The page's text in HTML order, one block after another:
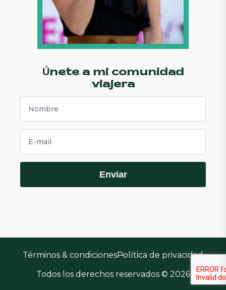
Únete a mi comunidad
viajera
Enviar
Términos & condicionesPolítica de privacidad
Todos los derechos reservados © 2026